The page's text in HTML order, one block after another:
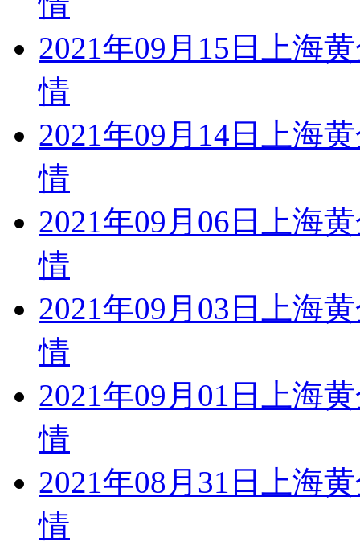
2021年09月15日上海
情
2021年09月14日上海
情
2021年09月06日上海
情
2021年09月03日上海
情
2021年09月01日上海
情
2021年08月31日上海
情